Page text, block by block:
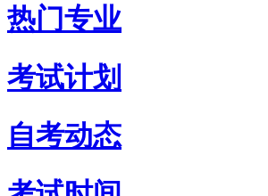
热门专业
考试计划
自考动态